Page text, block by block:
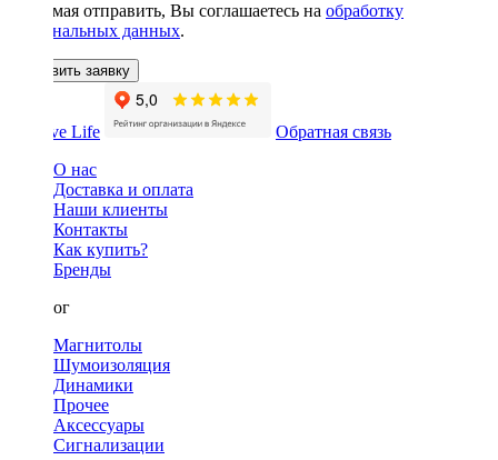
Нажимая отправить, Вы соглашаетесь на обработку
персональных данных.
Оставить заявку
Обратная связь
О нас
Доставка и оплата
Наши клиенты
Контакты
Как купить?
Бренды
Каталог
Магнитолы
Шумоизоляция
Динамики
Прочее
Аксессуары
Сигнализации